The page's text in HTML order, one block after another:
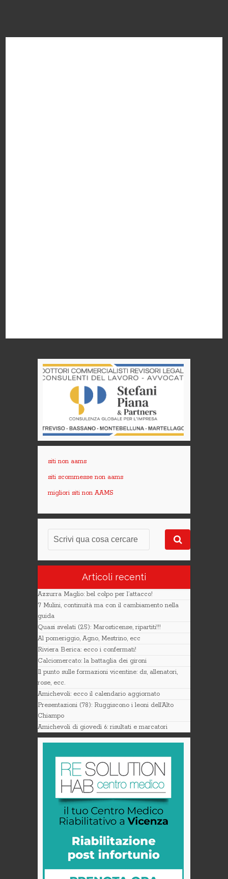
siti non aams
siti scommesse non aams
migliori siti non AAMS
Articoli recenti
Azzurra Maglio: bel colpo per l’attacco!
7 Mulini, continuità ma con il cambiamento nella
guida
Quasi svelati (25): Marosticense, ripartiti!!!
Al pomeriggio, Agno, Mestrino, ecc
Riviera Berica: ecco i confermati!
Calciomercato: la battaglia dei gironi
Il punto sulle formazioni vicentine: ds, allenatori,
rose, ecc.
Amichevoli: ecco il calendario aggiornato
Presentazioni (78): Ruggiscono i leoni dell’Alto
Chiampo
Amichevoli di giovedì 6: risultati e marcatori